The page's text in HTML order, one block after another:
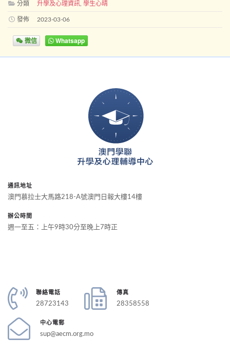
分類 升學及心理資訊, 學生心晴
發佈 2023-03-06
微信 Whatsapp
聯絡電話
28723143
傳真
28358558
中心電郵
sup@aecm.org.mo
通訊地址
澳門慕拉士大馬路218-A號澳門日報大樓14樓
辦公時間
週一至五：上午9時30分至晚上7時正